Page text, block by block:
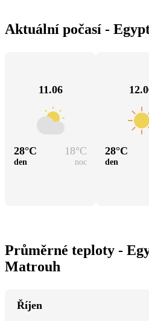
Aktuální počasí -
11.06
28°C 18°C
den noc
28°C
den
Průměrné teploty -
Matrouh
Říjen